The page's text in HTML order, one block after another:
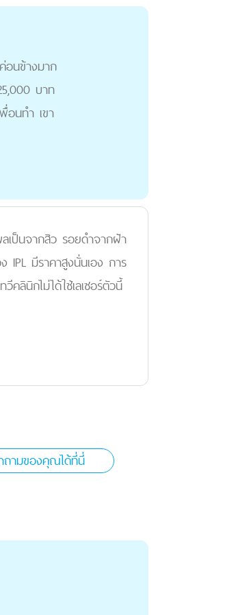
อนข้างมาก
บาท
อนทำ เขา
เป็นจากสิว รอยดำจากฝ้า
IPL มีราคาสูงนั่นเอง การ
คลินิกไม่ได้ใช้เลเซอร์ตัวนี้
ถามของคุณได้ที่นี่